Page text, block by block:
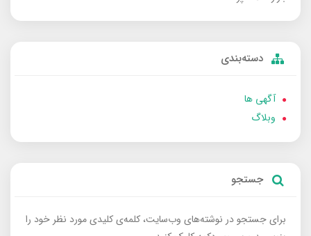
دسته‌بندی
آگهی ها
وبلاگ
جستجو
برای جستجو در نوشته‌های وب‌سایت، کلمه‌ی کلیدی مورد نظر خود را